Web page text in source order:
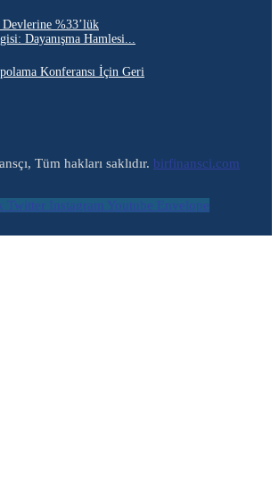
%33’lük
Dayanışma Hamlesi...
Konferansı İçin Geri
Tüm hakları saklıdır. birfinansci.com
Twitter Instagram Youtube Envelope